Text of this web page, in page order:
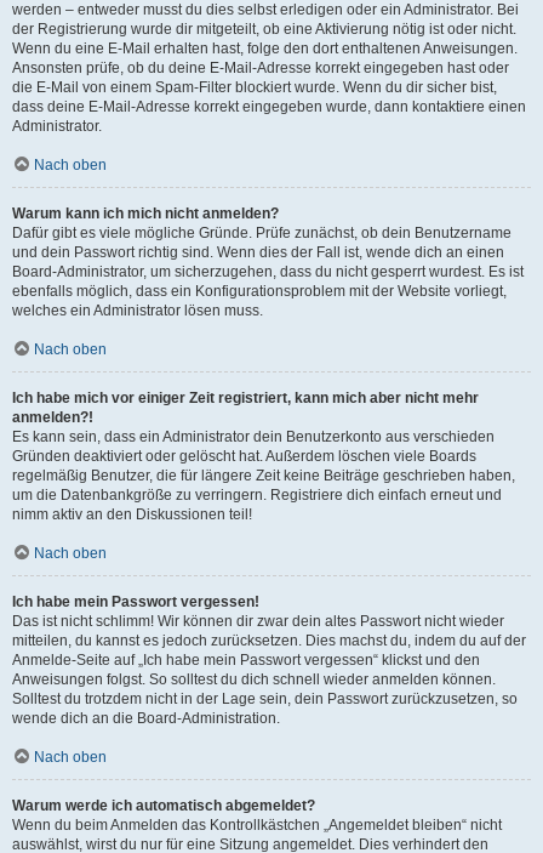
werden – entweder musst du dies selbst erledigen oder ein Administrator. Bei
der Registrierung wurde dir mitgeteilt, ob eine Aktivierung nötig ist oder nicht.
Wenn du eine E-Mail erhalten hast, folge den dort enthaltenen Anweisungen.
Ansonsten prüfe, ob du deine E-Mail-Adresse korrekt eingegeben hast oder
die E-Mail von einem Spam-Filter blockiert wurde. Wenn du dir sicher bist,
dass deine E-Mail-Adresse korrekt eingegeben wurde, dann kontaktiere einen
Administrator.
Nach oben
Warum kann ich mich nicht anmelden?
Dafür gibt es viele mögliche Gründe. Prüfe zunächst, ob dein Benutzername
und dein Passwort richtig sind. Wenn dies der Fall ist, wende dich an einen
Board-Administrator, um sicherzugehen, dass du nicht gesperrt wurdest. Es ist
ebenfalls möglich, dass ein Konfigurationsproblem mit der Website vorliegt,
welches ein Administrator lösen muss.
Nach oben
Ich habe mich vor einiger Zeit registriert, kann mich aber nicht mehr
anmelden?!
Es kann sein, dass ein Administrator dein Benutzerkonto aus verschieden
Gründen deaktiviert oder gelöscht hat. Außerdem löschen viele Boards
regelmäßig Benutzer, die für längere Zeit keine Beiträge geschrieben haben,
um die Datenbankgröße zu verringern. Registriere dich einfach erneut und
nimm aktiv an den Diskussionen teil!
Nach oben
Ich habe mein Passwort vergessen!
Das ist nicht schlimm! Wir können dir zwar dein altes Passwort nicht wieder
mitteilen, du kannst es jedoch zurücksetzen. Dies machst du, indem du auf der
Anmelde-Seite auf „Ich habe mein Passwort vergessen“ klickst und den
Anweisungen folgst. So solltest du dich schnell wieder anmelden können.
Solltest du trotzdem nicht in der Lage sein, dein Passwort zurückzusetzen, so
wende dich an die Board-Administration.
Nach oben
Warum werde ich automatisch abgemeldet?
Wenn du beim Anmelden das Kontrollkästchen „Angemeldet bleiben“ nicht
auswählst, wirst du nur für eine Sitzung angemeldet. Dies verhindert den